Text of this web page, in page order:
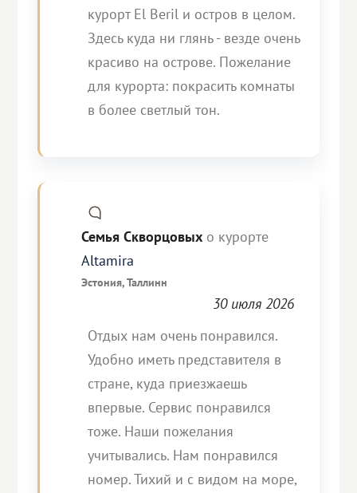
курорт El Beril и остров в целом.
Здесь куда ни глянь - везде очень
красиво на острове. Пожелание
для курорта: покрасить комнаты
в более светлый тон.
Семья Скворцовых о курорте
Altamira
Эстония, Таллинн
30 июля 2026
Отдых нам очень понравился.
Удобно иметь представителя в
стране, куда приезжаешь
впервые. Сервис понравился
тоже. Наши пожелания
учитывались. Нам понравился
номер. Тихий и с видом на море,